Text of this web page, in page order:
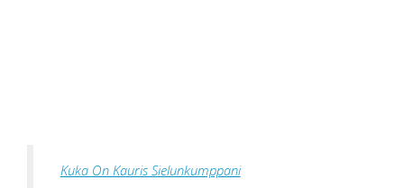
Kuka On Kauris Sielunkumppani